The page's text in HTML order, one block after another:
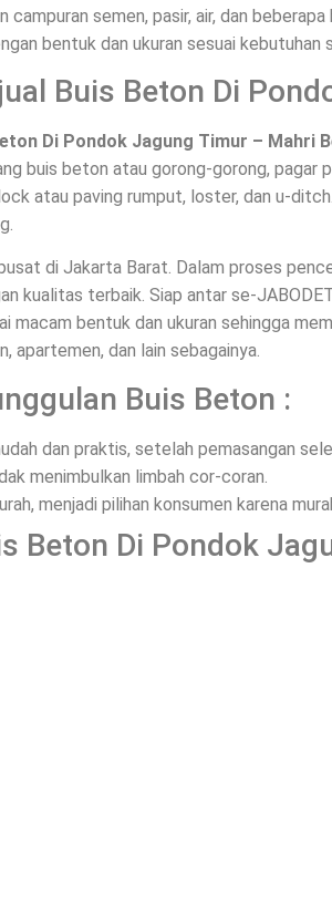
campuran semen, pasir, air, dan
bentuk dan ukuran sesuai kebutuhan
Buis Beton Di
Di Pondok Jagung Timur – Mahri
buis beton atau gorong-gorong, pagar
atau paving rumput, loster, dan u-
di Jakarta Barat. Dalam proses
kualitas terbaik. Siap antar se-
macam bentuk dan ukuran sehingga
apartemen, dan lain sebagainya.
Buis Beton :
dan praktis, setelah pemasangan
menimbulkan limbah cor-coran.
menjadi pilihan konsumen karena
Beton Di Pondok